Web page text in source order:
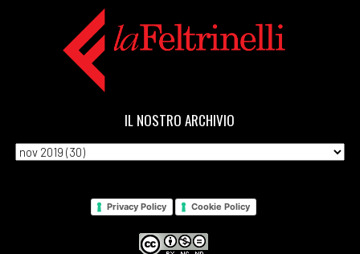
IL NOSTRO ARCHIVIO
Privacy Policy Cookie Policy